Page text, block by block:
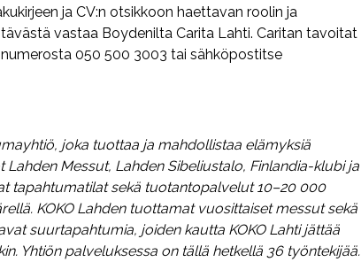
ja CV:n otsikkoon haettavan roolin ja
vastaa Boydenilta Carita Lahti. Caritan tavoitat
numerosta 050 500 3003 tai sähköpostitse
joka tuottaa ja mahdollistaa elämyksiä
Messut, Lahden Sibeliustalo, Finlandia-klubi ja
tapahtumatilat sekä tuotantopalvelut 10–20 000
KOKO Lahden tuottamat vuosittaiset messut sekä
suurtapahtumia, joiden kautta KOKO Lahti jättää
Yhtiön palveluksessa on tällä hetkellä 36 työntekijää.